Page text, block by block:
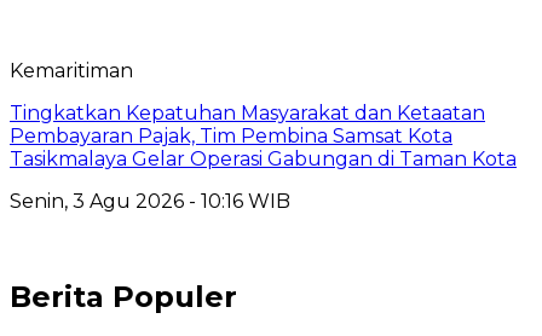
Kemaritiman
Tingkatkan Kepatuhan Masyarakat dan Ketaatan
Pembayaran Pajak, Tim Pembina Samsat Kota
Tasikmalaya Gelar Operasi Gabungan di Taman Kota
Senin, 3 Agu 2026 - 10:16 WIB
Berita Populer